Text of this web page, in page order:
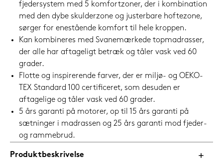
fjedersystem med 5 komfortzoner, der i kombination
med den dybe skulderzone og justerbare hoftezone,
sørger for enestående komfort til hele kroppen.
Kan kombineres med Svanemærkede topmadrasser,
der alle har aftageligt betræk og tåler vask ved 60
grader.
Flotte og inspirerende farver, der er miljø- og OEKO-
TEX Standard 100 certificeret, som desuden er
aftagelige og tåler vask ved 60 grader.
5 års garanti på motorer, op til 15 års garanti på
sætninger i madrassen og 25 års garanti mod fjeder-
og rammebrud.
Produktbeskrivelse